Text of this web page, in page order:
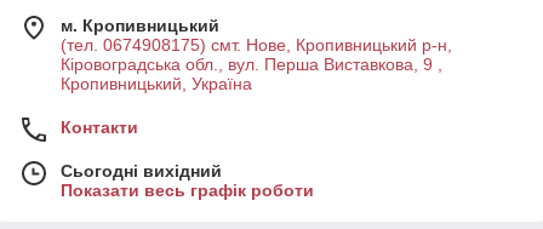
м. Кропивницький
(тел. 0674908175) смт. Нове, Кропивницький р-н,
Кіровоградська обл., вул. Перша Виставкова, 9 ,
Кропивницький, Україна
Контакти
Сьогодні вихідний
Показати весь графік роботи